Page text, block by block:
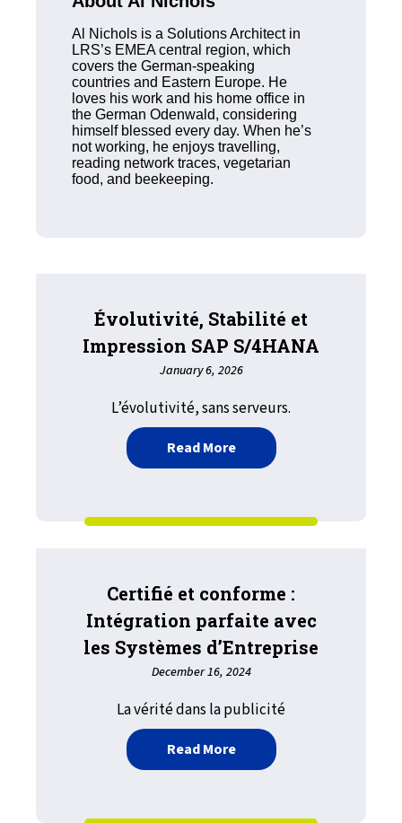
Al Nichols is a Solutions Architect in
LRS’s EMEA central region, which
covers the German-speaking
countries and Eastern Europe. He
loves his work and his home office in
the German Odenwald, considering
himself blessed every day. When he’s
not working, he enjoys travelling,
reading network traces, vegetarian
food, and beekeeping.
Évolutivité, Stabilité et
Impression SAP S/4HANA
January 6, 2026
L’évolutivité, sans serveurs.
Read Moreabout Évolutivité,
Certifié et conforme :
Intégration parfaite avec
les Systèmes d’Entreprise
December 16, 2024
La vérité dans la publicité
Read Moreabout Certifié et